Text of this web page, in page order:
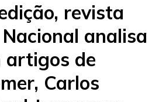
revista
analisa
artigos de
Carlos